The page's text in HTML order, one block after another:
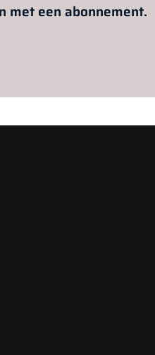
met een abonnement.